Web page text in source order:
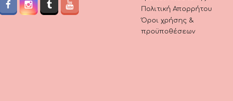
Πολιτική Απορρήτου
Όροι χρήσης &
προϋποθέσεων